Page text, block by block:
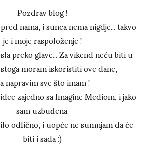
Pozdrav blog !
nama, i sunca nema nigdje... takvo
je i moje raspoloženje !
preko glave... Za vikend neću biti u
moram iskoristiti ove dane,
napravim sve što imam !
zajedno sa Imagine Mediom, i jako
sam uzbuđena.
odlično, i uopće ne sumnjam da će
biti i sada :)